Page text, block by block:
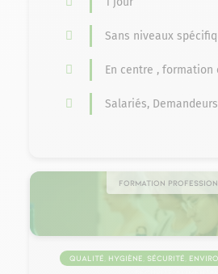
Sans niveaux
En centre , formation
Salariés,
Formation
Qualité, Hygiène, Sécurité,